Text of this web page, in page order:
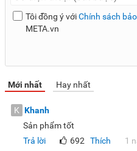
Tôi đồng ý vớiChính sách
META.vn
Mới nhất Hay nhất
K Khanh
Sản phẩm tốt
Trả lời
Thích
692 1